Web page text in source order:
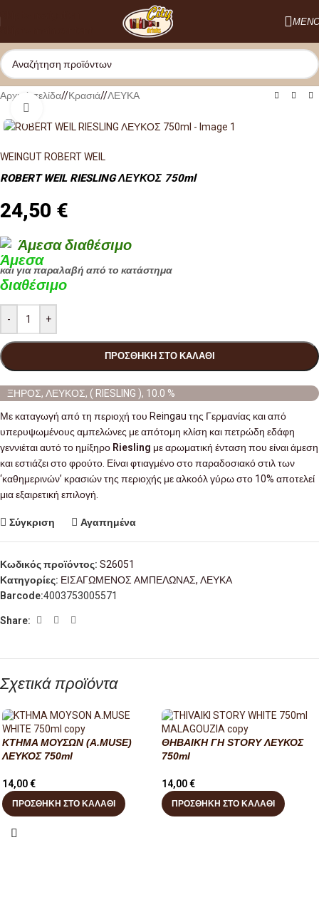
Αρχική σελίδα/ Κρασιά/ ΛΕΥΚΑ
WEINGUT ROBERT WEIL
ROBERT WEIL RIESLING ΛΕΥΚΟΣ 750ml
24,50 €
Άμεσα διαθέσιμο
και για παραλαβή από το κατάστημα
- +
ΠΡΟΣΘΉΚΗ ΣΤΟ ΚΑΛΆΘΙ
ΞΗΡΟΣ, ΛΕΥΚΟΣ, ( RIESLING ), 10.0 %
Με καταγωγή από τη περιοχή του Reingau της Γερμανίας και από
υπερυψωμένους αμπελώνες με απότομη κλίση και πετρώδη εδάφη
γεννιέται αυτό το ημίξηρο Riesling με αρωματική ένταση που είναι άμεση
και εστιάζει στο φρούτο. Είναι φτιαγμένο στο παραδοσιακό στιλ των
‘καθημερινών’ κρασιών της περιοχής με αλκοόλ γύρω στο 10% αποτελεί
μια εξαιρετική επιλογή.
Σύγκριση Αγαπημένα
Κωδικός προϊόντος: S26051
Κατηγορίες: ΕΙΣΑΓΩΜΕΝΟΣ ΑΜΠΕΛΩΝΑΣ, ΛΕΥΚΑ
Barcode:4003753005571
Share:
Σχετικά προϊόντα
ΚΤΗΜΑ ΜΟΥΣΩΝ (A.MUSE)
ΛΕΥΚΟΣ 750ml
14,00€
ΠΡΟΣΘΉΚΗ ΣΤΟ ΚΑΛΆΘΙ
ΘΗΒΑΙΚΗ ΓΗ STORY ΛΕΥΚΟΣ
750ml
14,00€
ΠΡΟΣΘΉΚΗ ΣΤΟ ΚΑΛΆΘΙ